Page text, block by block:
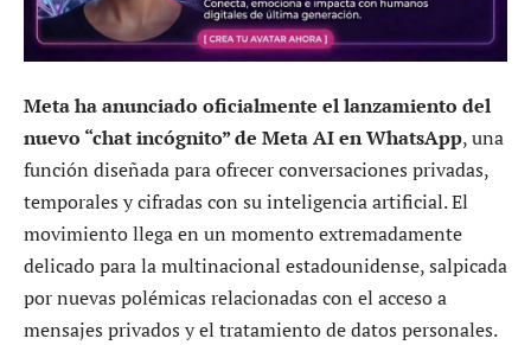
Meta ha anunciado oficialmente el lanzamiento del
nuevo “chat incógnito” de Meta AI en WhatsApp, una
función diseñada para ofrecer conversaciones privadas,
temporales y cifradas con su inteligencia artificial. El
movimiento llega en un momento extremadamente
delicado para la multinacional estadounidense, salpicada
por nuevas polémicas relacionadas con el acceso a
mensajes privados y el tratamiento de datos personales.